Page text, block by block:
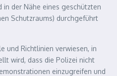
der Nähe eines geschützten
Schutzraums) durchgeführt
und Richtlinien verwiesen, in
wird, dass die Polizei nicht
einzugreifen und